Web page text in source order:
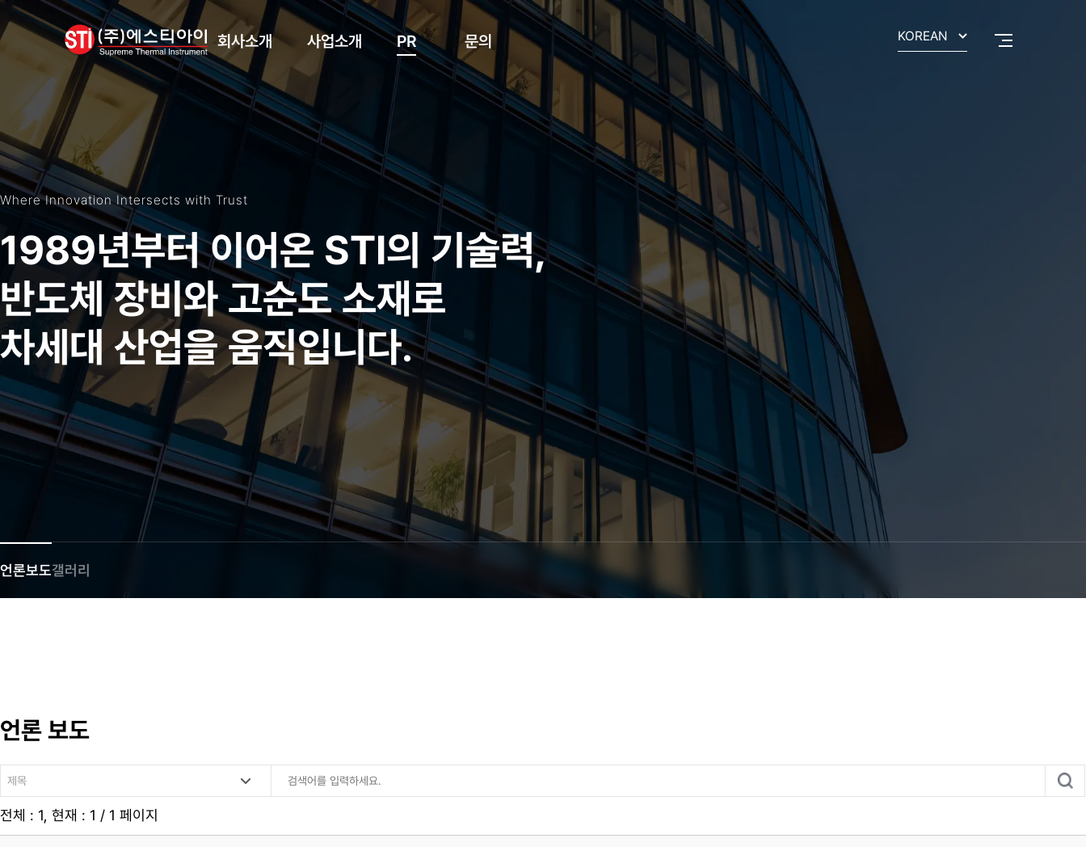
KOREAN
회사소개 사업소개
장비사업
소재사업
PR 문의
온라인문의
Where Innovation Intersects with Trust
1989년부터 이어온 STI의 기술력,
반도체 장비와 고순도 소재로
차세대 산업을 움직입니다.
언론보도갤러리
언론 보도
전체 : 1, 현재 : 1 / 1 페이지